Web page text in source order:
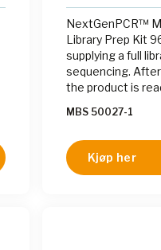
NextGenPCR™
Library Prep Kit
supplying a full
sequencing.
the product is
MBS 50027-1
Kjøp her